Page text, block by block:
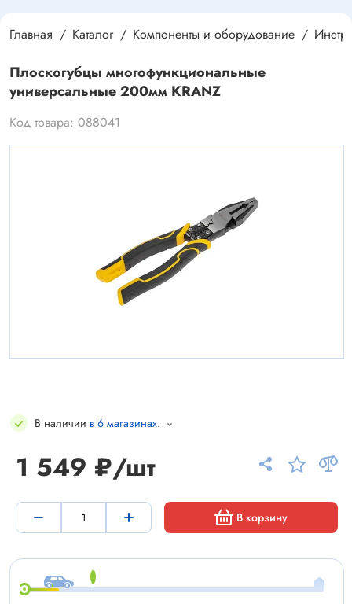
Главная Каталог Компоненты и оборудование
Плоскогубцы многофункциональные
универсальные 200мм KRANZ
Код товара: 088041
В наличии в 6 магазинах.
1 549 ₽/шт
В корзину